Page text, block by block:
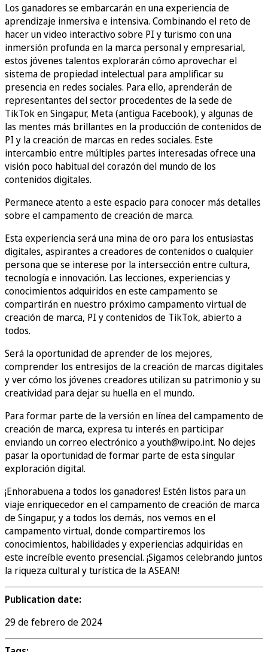
Los ganadores se embarcarán en una experiencia de
aprendizaje inmersiva e intensiva. Combinando el reto de
hacer un video interactivo sobre PI y turismo con una
inmersión profunda en la marca personal y empresarial,
estos jóvenes talentos explorarán cómo aprovechar el
sistema de propiedad intelectual para amplificar su
presencia en redes sociales. Para ello, aprenderán de
representantes del sector procedentes de la sede de
TikTok en Singapur, Meta (antigua Facebook), y algunas de
las mentes más brillantes en la producción de contenidos de
PI y la creación de marcas en redes sociales. Este
intercambio entre múltiples partes interesadas ofrece una
visión poco habitual del corazón del mundo de los
contenidos digitales.
Permanece atento a este espacio para conocer más detalles
sobre el campamento de creación de marca.
Esta experiencia será una mina de oro para los entusiastas
digitales, aspirantes a creadores de contenidos o cualquier
persona que se interese por la intersección entre cultura,
tecnología e innovación. Las lecciones, experiencias y
conocimientos adquiridos en este campamento se
compartirán en nuestro próximo campamento virtual de
creación de marca, PI y contenidos de TikTok, abierto a
todos.
Será la oportunidad de aprender de los mejores,
comprender los entresijos de la creación de marcas digitales
y ver cómo los jóvenes creadores utilizan su patrimonio y su
creatividad para dejar su huella en el mundo.
Para formar parte de la versión en línea del campamento de
creación de marca, expresa tu interés en participar
enviando un correo electrónico a youth@wipo.int. No dejes
pasar la oportunidad de formar parte de esta singular
exploración digital.
¡Enhorabuena a todos los ganadores! Estén listos para un
viaje enriquecedor en el campamento de creación de marca
de Singapur, y a todos los demás, nos vemos en el
campamento virtual, donde compartiremos los
conocimientos, habilidades y experiencias adquiridas en
este increíble evento presencial. ¡Sigamos celebrando juntos
la riqueza cultural y turística de la ASEAN!
Publication date:
29 de febrero de 2024